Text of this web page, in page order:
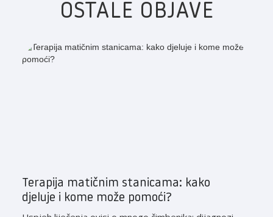
OSTALE OBJAVE
Terapija matičnim stanicama: kako
djeluje i kome može pomoći?